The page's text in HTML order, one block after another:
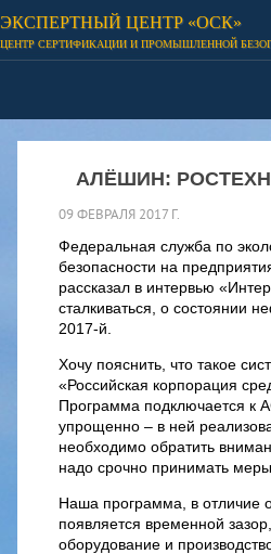
ЭКСПЕРТНЫЙ ЦЕНТР «ОСК»
ЦЕНТР СЕРТИФИКАЦИИ И ПРОМЫШЛЕННОЙ
АЛЁШИН:
09 ФЕВРАЛЯ 2017 Г.
Федеральная служба по
безопасности на
рассказал в интервью
сталкиваться, о состоянии
2017-й.
Хочу пояснить, что такое
«Российская корпорация
Программа подключается к
упрощенно – в ней
необходимо обратить
надо срочно принимать меры.
Наша программа, в отличие
появляется временной
оборудование и